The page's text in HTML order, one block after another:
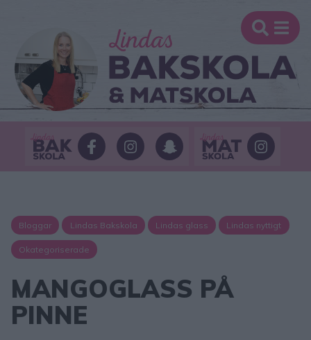
Bloggar Lindas Bakskola Lindas glass Lindas nyttigt
Okategoriserade
MANGOGLASS PÅ
PINNE